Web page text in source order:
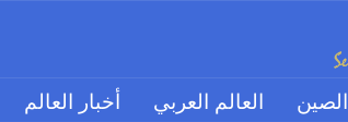
الصين العالم العربي أخبار العالم